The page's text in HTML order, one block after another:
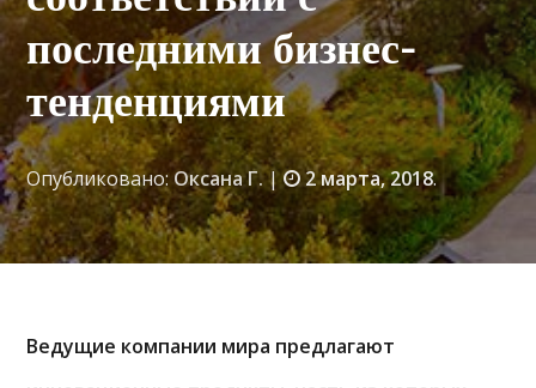
последними бизнес-
тенденциями
Опубликовано:Оксана Г.| 2 марта, 2018.
Ведущие компании мира предлагают